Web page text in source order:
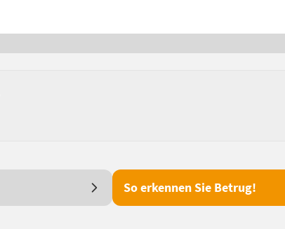
So erkennen Sie Betrug!